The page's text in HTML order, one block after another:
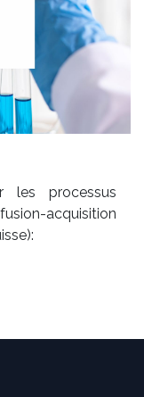
les processus
acquisition